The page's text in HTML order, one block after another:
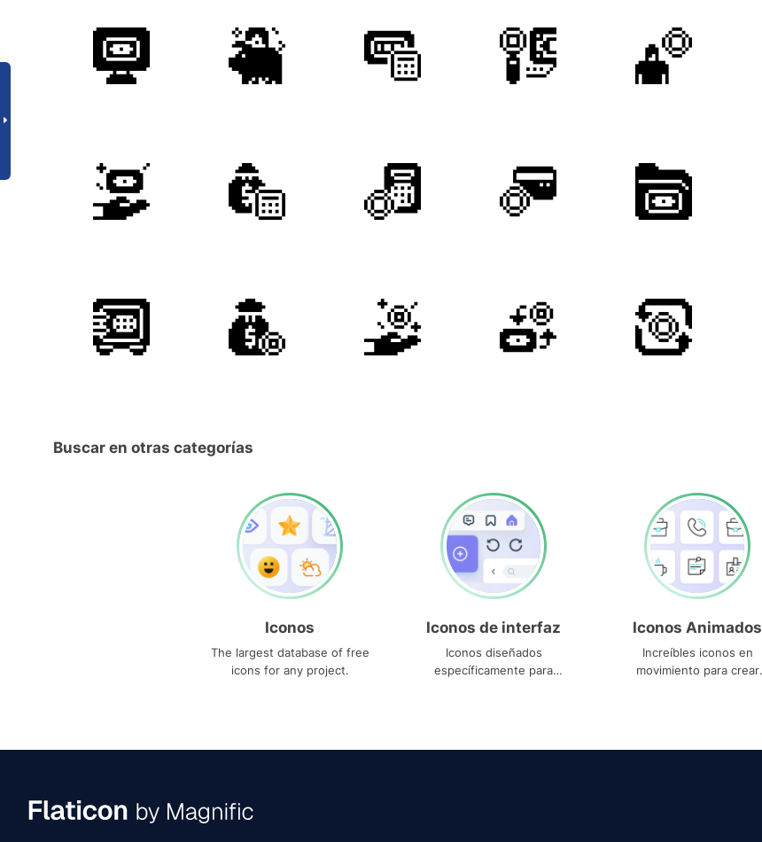
Buscar en otras categorías
Iconos
The largest database of free
icons for any project.
Iconos de interfaz
Iconos diseñados
específicamente para
Iconos Animados
Increíbles iconos en
movimiento para crear